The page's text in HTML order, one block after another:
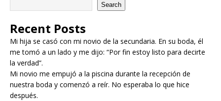
Search
Recent Posts
Mi hija se casó con mi novio de la secundaria. En su boda, él
me tomó a un lado y me dijo: “Por fin estoy listo para decirte
la verdad”.
Mi novio me empujó a la piscina durante la recepción de
nuestra boda y comenzó a reír. No esperaba lo que hice
después.